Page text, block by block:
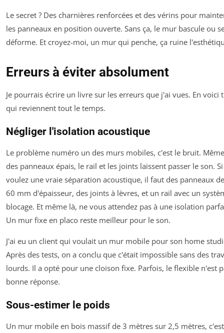
Le secret ? Des charnières renforcées et des vérins pour
les panneaux en position ouverte. Sans ça, le mur bascule ou
déforme. Et croyez-moi, un mur qui penche, ça ruine
Erreurs à éviter absolument
Je pourrais écrire un livre sur les erreurs que j'ai vues. En voici
qui reviennent tout le temps.
Négliger l'isolation acoustique
Le problème numéro un des murs mobiles, c'est le bruit.
des panneaux épais, le rail et les joints laissent passer le son.
voulez une vraie séparation acoustique, il faut des panneaux
60 mm d'épaisseur, des joints à lèvres, et un rail avec un
blocage. Et même là, ne vous attendez pas à une isolation
Un mur fixe en placo reste meilleur pour le son.
J'ai eu un client qui voulait un mur mobile pour son home
Après des tests, on a conclu que c'était impossible sans des
lourds. Il a opté pour une cloison fixe. Parfois, le flexible n'est
bonne réponse.
Sous-estimer le poids
Un mur mobile en bois massif de 3 mètres sur 2,5 mètres, c'est